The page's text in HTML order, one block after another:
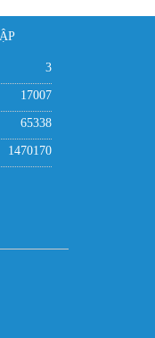
3
17007
65338
1470170